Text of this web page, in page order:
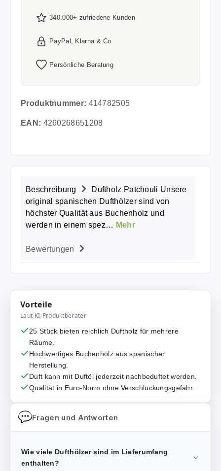
340.000+ zufriedene Kunden
PayPal, Klarna & Co
Persönliche Beratung
Produktnummer: 414782505
EAN: 4260268651208
Beschreibung
Duftholz Patchouli Unsere
original spanischen Dufthölzer sind von
höchster Qualität aus Buchenholz und
werden in einem spez… Mehr
Bewertungen
Vorteile
Laut KI-Produktberater
25 Stück bieten reichlich Duftholz für mehrere
Räume.
Hochwertiges Buchenholz aus spanischer
Herstellung.
Duft kann mit Duftöl jederzeit nachbeduftet werden.
Qualität in Euro-Norm ohne Verschluckungsgefahr.
Fragen und Antworten
Wie viele Dufthölzer sind im Lieferumfang
enthalten?